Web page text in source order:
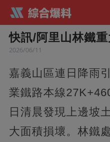
快訊/阿里山林鐵重
2026/06/11
嘉義山區連日降雨
業鐵路本線
日清晨發現上邊坡
大面積損壞。林鐵